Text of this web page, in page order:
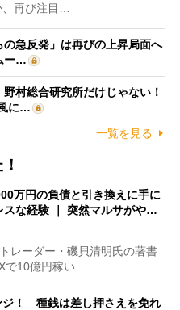
再び注目…
急反発」は再びの上昇局面へ
ー…
村総合研究所だけじゃない！
に…
一覧を見る
万円の負債と引き換えに手に
スな経験 ｜ 突然マルサがや…
レーダー・磯貝清明氏の著書
で10億円稼い…
ジ！ 種銭は差し押さえを免れ